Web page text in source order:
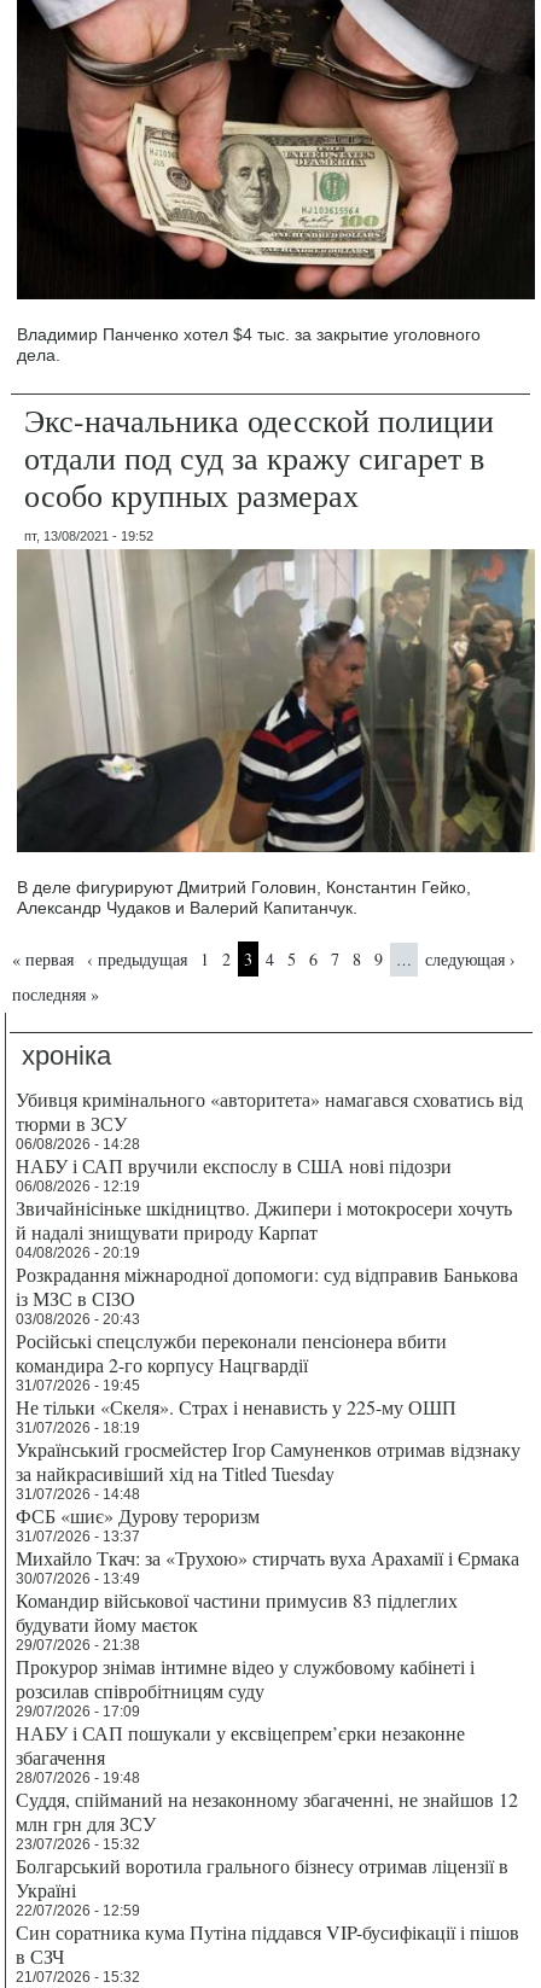
Владимир Панченко хотел $4 тыс. за закрытие уголовного
дела.
Экс-начальника одесской полиции
отдали под суд за кражу сигарет в
особо крупных размерах
пт, 13/08/2021 - 19:52
В деле фигурируют Дмитрий Головин, Константин Гейко,
Александр Чудаков и Валерий Капитанчук.
Страницы
« первая ‹ предыдущая 1 2 3 4 5 6 7 8 9 …
следующая ›
последняя »
хроніка
Убивця кримінального «авторитета» намагався сховатись від
тюрми в ЗСУ
06/08/2026 - 14:28
НАБУ і САП вручили експослу в США нові підозри
06/08/2026 - 12:19
Звичайнісіньке шкідництво. Джипери і мотокросери хочуть
й надалі знищувати природу Карпат
04/08/2026 - 20:19
Розкрадання міжнародної допомоги: суд відправив Банькова
із МЗС в СІЗО
03/08/2026 - 20:43
Російські спецслужби переконали пенсіонера вбити
командира 2-го корпусу Нацгвардії
31/07/2026 - 19:45
Не тільки «Скеля». Страх і ненависть у 225-му ОШП
31/07/2026 - 18:19
Український гросмейстер Ігор Самуненков отримав відзнаку
за найкрасивіший хід на Titled Tuesday
31/07/2026 - 14:48
ФСБ «шиє» Дурову тероризм
31/07/2026 - 13:37
Михайло Ткач: за «Трухою» стирчать вуха Арахамії і Єрмака
30/07/2026 - 13:49
Командир військової частини примусив 83 підлеглих
будувати йому маєток
29/07/2026 - 21:38
Прокурор знімав інтимне відео у службовому кабінеті і
розсилав співробітницям суду
29/07/2026 - 17:09
НАБУ і САП пошукали у ексвіцепрем’єрки незаконне
збагачення
28/07/2026 - 19:48
Суддя, спійманий на незаконному збагаченні, не знайшов 12
млн грн для ЗСУ
23/07/2026 - 15:32
Болгарський воротила грального бізнесу отримав ліцензії в
Україні
22/07/2026 - 12:59
Син соратника кума Путіна піддався VIP-бусифікації і пішов
в СЗЧ
21/07/2026 - 15:32